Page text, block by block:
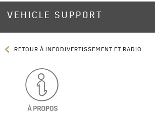
VEHICLE SUPPORT
RETOUR À INFODIVERTISSEMENT ET RADIO